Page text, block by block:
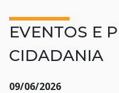
EVENTOS E
CIDADANIA
09/06/2026